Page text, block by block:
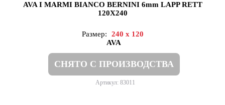
AVA I MARMI BIANCO BERNINI 6mm LAPP RETT
120X240
Размер:
240 x 120
AVA
СНЯТО С ПРОИЗВОДСТВА
Артикул: 83011